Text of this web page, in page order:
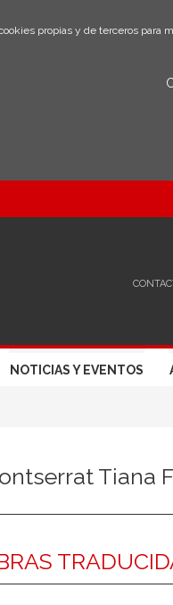
propias y de terceros para
NOTICIAS Y EVENTOS
Tiana